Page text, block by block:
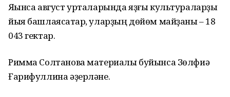
Яҡынса август урталарында яҙғы культураларҙы
йыя башлаясаҡтар, уларҙың дөйөм майҙаны – 18
043 гектар.
Римма Солтанова материалы буйынса Зөлфиә
Ғарифуллина әҙерләне.